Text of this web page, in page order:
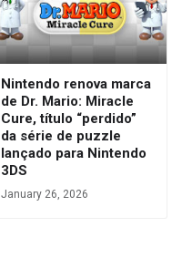
Nintendo renova marca
de Dr. Mario: Miracle
Cure, título “perdido”
da série de puzzle
lançado para Nintendo
3DS
January 26, 2026